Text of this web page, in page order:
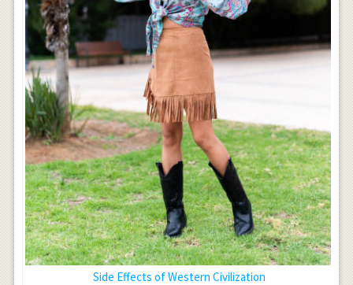
Side Effects of Western Civilization